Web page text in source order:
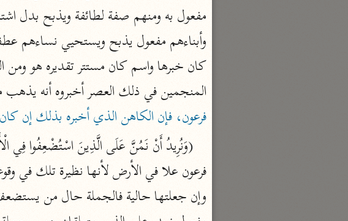
الجواهر الحسان
الثعالبي (٨٧٥ هـ)
نحو ٦ مجلدات
بحر العلوم
السمرقندي (٣٧٣ هـ)
نحو ٥ مجلدات
الكشف والبيان
الثعلبي (٤٢٧ هـ)
نحو ٨ مجلدات
المنجمين في ذلك العصر أخبروه أنه يذهب
فرعون، فإن الكاهن الذي أخبره بذلك إن